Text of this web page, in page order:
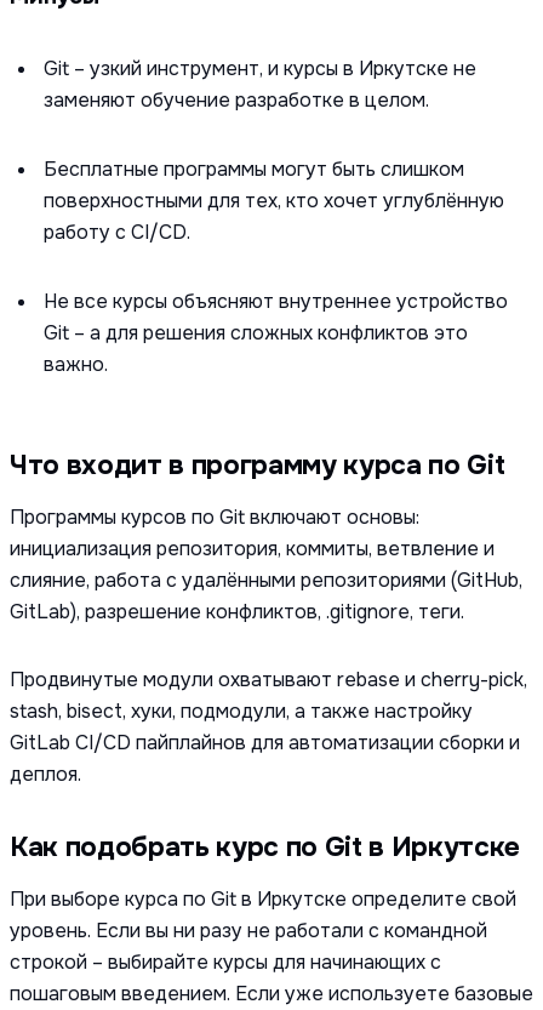
Git – узкий инструмент, и курсы в Иркутске не
заменяют обучение разработке в целом.
Бесплатные программы могут быть слишком
поверхностными для тех, кто хочет углублённую
работу с CI/CD.
Не все курсы объясняют внутреннее устройство
Git – а для решения сложных конфликтов это
важно.
Что входит в программу курса по Git
Программы курсов по Git включают основы:
инициализация репозитория, коммиты, ветвление и
слияние, работа с удалёнными репозиториями (GitHub,
GitLab), разрешение конфликтов, .gitignore, теги.
Продвинутые модули охватывают rebase и cherry-pick,
stash, bisect, хуки, подмодули, а также настройку
GitLab CI/CD пайплайнов для автоматизации сборки и
деплоя.
Как подобрать курс по Git в Иркутске
При выборе курса по Git в Иркутске определите свой
уровень. Если вы ни разу не работали с командной
строкой – выбирайте курсы для начинающих с
пошаговым введением. Если уже используете базовые